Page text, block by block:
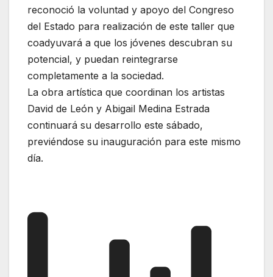
reconoció la voluntad y apoyo del Congreso
del Estado para realización de este taller que
coadyuvará a que los jóvenes descubran su
potencial, y puedan reintegrarse
completamente a la sociedad.
La obra artística que coordinan los artistas
David de León y Abigail Medina Estrada
continuará su desarrollo este sábado,
previéndose su inauguración para este mismo
día.